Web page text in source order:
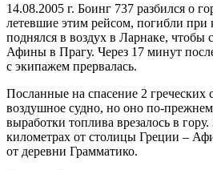
14.08.2005 г. Боинг 737 разбился о
летевшие этим рейсом, погибли
поднялся в воздух в Ларнаке, чтобы
Афины в Прагу. Через 17 минут
с экипажем прервалась.
Посланные на спасение 2 греческих
воздушное судно, но оно по-
выработки топлива врезалось в
километрах от столицы Греции –
от деревни Грамматико.